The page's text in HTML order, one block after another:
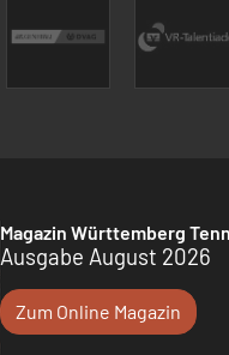
Magazin Württemberg
Ausgabe August 2026
Zum Online Magazin